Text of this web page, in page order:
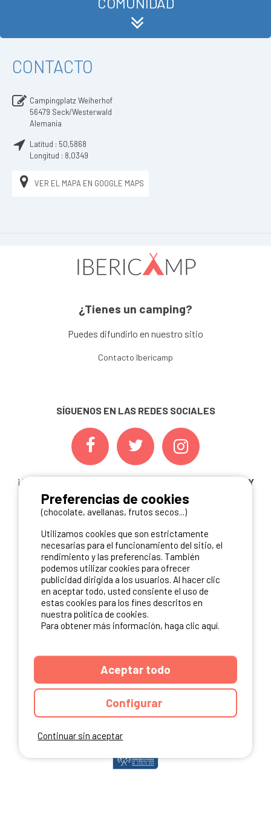
CONTACTO
Campingplatz Weiherhof
56479 Seck/Westerwald
Alemania
Latitud : 50,5868
Longitud : 8,0349
VER EL MAPA EN GOOGLE MAPS
¿Tienes un camping?
Puedes difundirlo en nuestro sitio
Contacto Ibericamp
SÍGUENOS EN LAS REDES SOCIALES
¡ Y NO TE PIERDAS NUESTRAS
OFERTAS, CONCURSOS Y
NOVEDADESINSCRIBIÉNDOTE A NUESTRA
NEWSLETTER!
ME INSCRIBO
NUESTROS PARTNERS
Continuar sin aceptar
Preferencias de cookies
(chocolate, avellanas, frutos secos...)
Utilizamos cookies que son estrictamente
necesarias para el funcionamiento del sitio, el
rendimiento y las preferencias. También
podemos utilizar cookies para ofrecer
publicidad dirigida a los usuarios. Al hacer clic
en aceptar todo, usted consiente el uso de
estas cookies para los fines descritos en
nuestra política de cookies.
Para obtener más información, haga clic aquí.
Aceptar todo
Configurar